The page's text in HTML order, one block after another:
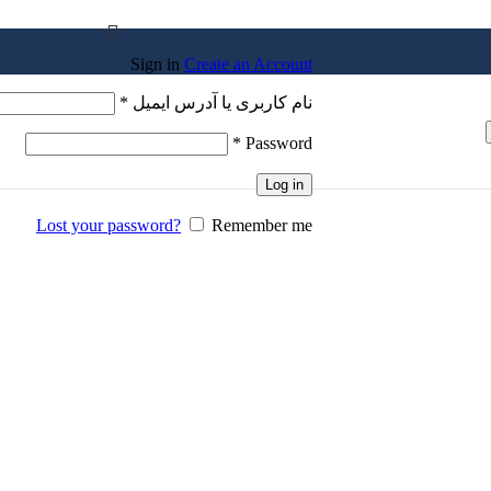
Sign in Create an Account
نام کاربری یا آدرس ایمیل *
Password
*
Log in
Lost your password? Remember me